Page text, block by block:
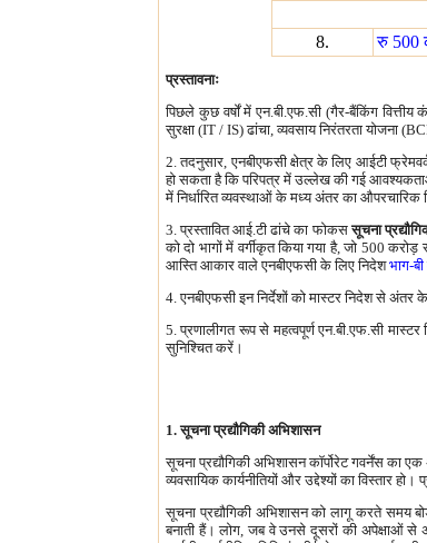
8.
रु 500
प्रस्तावनाः
पिछले कुछ वर्षों में एन.बी.एफ.सी (गैर-बैंकिंग
सुरक्षा (IT / IS) ढांचा, व्यवसाय निरंतरता योजना
2. तदनुसार, एनबीएफसी क्षेत्र के लिए आईटी
हो सकता है कि परिपत्र में उल्लेख की गई
में निर्धारित व्यवस्थाओं के मध्य अंतर का
3. प्रस्तावित आई.टी ढांचे का फोकससूचना
को दो भागों में वर्गीकृत किया गया है, जो 500
आस्ति आकार वाले एनबीएफसी के लिए निदेशभाग-बी
4. एनबीएफसी इन निर्देशों को मास्टर निदेश से अंतर
5. प्रणालीगत रूप से महत्वपूर्ण एन.बी.एफ.सी
सुनिश्चित करें।
1. सूचना प्रद्यौगिकी अभिशासन
सूचना प्रद्यौगिकी अभिशासन कॉर्पोरेट गवर्नेंस
व्यवसायिक कार्यनीतियों और उद्देश्यों का विस्तार
सूचना प्रद्यौगिकी अभिशासन को लागू करते समय
बनाती हैं। लोग, जब वे उनसे दूसरों की अपेक्षाओं से